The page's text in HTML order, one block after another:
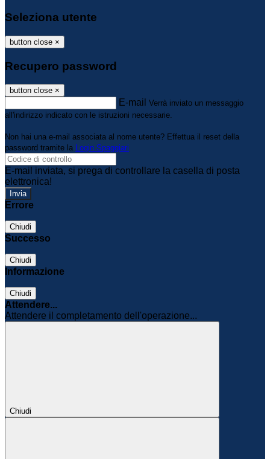
Seleziona utente
button close ×
Recupero password
button close ×
E-mail Verrà inviato un messaggio
all'indirizzo indicato con le istruzioni necessarie.
Non hai una e-mail associata al nome utente? Effettua il reset della
password tramite la Login Spaggiari
E-mail inviata, si prega di controllare la casella di posta
elettronica!
Errore
Chiudi
Successo
Chiudi
Informazione
Chiudi
Attendere...
Attendere il completamento dell'operazione...
Chiudi